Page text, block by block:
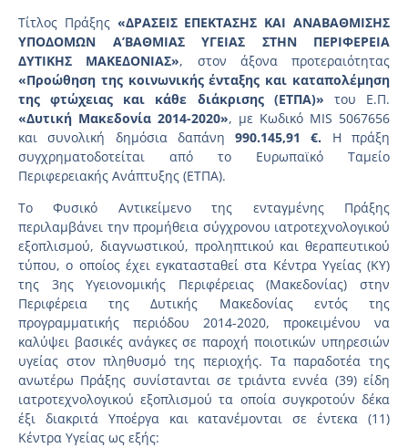
Τίτλος Πράξης «ΔΡΑΣΕΙΣ ΕΠΕΚΤΑΣΗΣ ΚΑΙ ΑΝΑΒΑΘΜΙΣΗΣ
ΥΠΟΔΟΜΩΝ Α’ΒΑΘΜΙΑΣ ΥΓΕΙΑΣ ΣΤΗΝ ΠΕΡΙΦΕΡΕΙΑ
ΔΥΤΙΚΗΣ ΜΑΚΕΔΟΝΙΑΣ», στον άξονα προτεραιότητας
«Προώθηση της κοινωνικής ένταξης και καταπολέμηση
της φτώχειας και κάθε διάκρισης (ΕΤΠΑ)» του Ε.Π.
«Δυτική Μακεδονία 2014-2020», με Κωδικό MIS 5067656
και συνολική δημόσια δαπάνη990.145,91 €. Η πράξη
συγχρηματοδοτείται από το Ευρωπαϊκό Ταμείο
Περιφερειακής Ανάπτυξης (ΕΤΠΑ).
Το Φυσικό Αντικείμενο της ενταγμένης Πράξης
περιλαμβάνει την προμήθεια σύγχρονου ιατροτεχνολογικού
εξοπλισμού, διαγνωστικού, προληπτικού και θεραπευτικού
τύπου, ο οποίος έχει εγκατασταθεί στα Κέντρα Υγείας (KY)
της 3ης Υγειονομικής Περιφέρειας (Μακεδονίας) στην
Περιφέρεια της Δυτικής Μακεδονίας εντός της
προγραμματικής περιόδου 2014-2020, προκειμένου να
καλύψει βασικές ανάγκες σε παροχή ποιοτικών υπηρεσιών
υγείας στον πληθυσμό της περιοχής. Τα παραδοτέα της
ανωτέρω Πράξης συνίστανται σε τριάντα εννέα (39) είδη
ιατροτεχνολογικού εξοπλισμού τα οποία συγκροτούν δέκα
έξι διακριτά Υποέργα και κατανέμονται σε έντεκα (11)
Κέντρα Υγείας ως εξής: